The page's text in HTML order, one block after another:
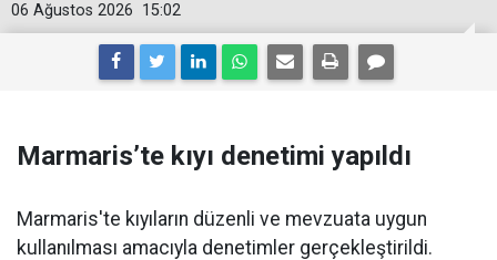
15:02
06 Ağustos 2026
Marmaris’te kıyı denetimi yapıldı
Marmaris'te kıyıların düzenli ve mevzuata uygun
kullanılması amacıyla denetimler gerçekleştirildi.